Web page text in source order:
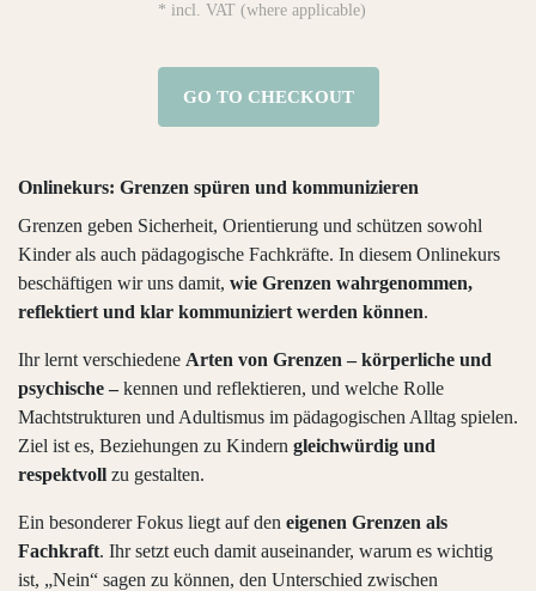
* incl. VAT (where applicable)
GO TO CHECKOUT
Onlinekurs: Grenzen spüren und kommunizieren
Grenzen geben Sicherheit, Orientierung und schützen sowohl
Kinder als auch pädagogische Fachkräfte. In diesem Onlinekurs
beschäftigen wir uns damit, wie Grenzen wahrgenommen,
reflektiert und klar kommuniziert werden können.
Ihr lernt verschiedene Arten von Grenzen – körperliche und
psychische –kennen und reflektieren, und welche Rolle
Machtstrukturen und Adultismus im pädagogischen Alltag spielen.
Ziel ist es, Beziehungen zu Kindern gleichwürdig und
respektvoll zu gestalten.
Ein besonderer Fokus liegt auf den eigenen Grenzen als
Fachkraft. Ihr setzt euch damit auseinander, warum es wichtig
ist, „Nein“ sagen zu können, den Unterschied zwischen